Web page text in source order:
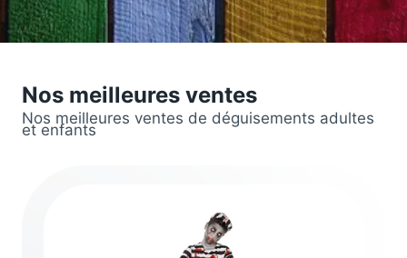
Nos meilleures ventes
Nos meilleures ventes de déguisements adultes
et enfants